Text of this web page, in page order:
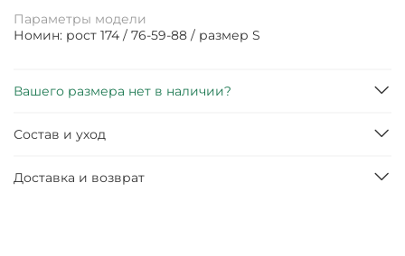
Параметры модели
Номин: рост 174 / 76-59-88 / размер S
Вашего размера нет в наличии?
Состав и уход
Доставка и возврат